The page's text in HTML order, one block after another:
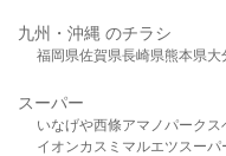
九州・沖縄 のチラシ
福岡県佐賀県長崎県熊本県大
スーパー
いなげや西條アマノパークス
イオンカスミ マルエツスーパ